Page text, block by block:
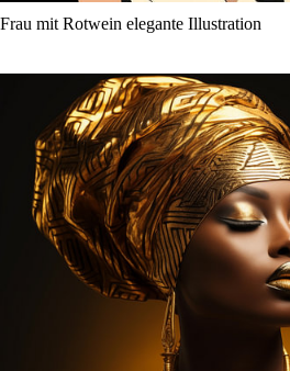
Frau mit Rotwein elegante Illustration